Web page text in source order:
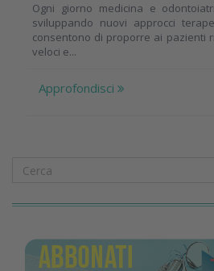
Ogni giorno medicina e
sviluppando nuovi approcci
consentono di proporre ai pazienti
veloci e...
Approfondisci